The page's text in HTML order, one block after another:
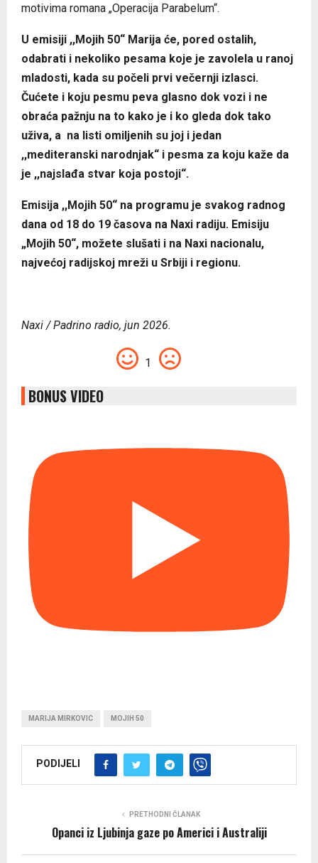
motivima romana „Operacija Parabelum“.
U emisiji ,,Mojih 50“ Marija će, pored ostalih,
odabrati i nekoliko pesama koje je zavolela u ranoj
mladosti, kada su počeli prvi večernji izlasci.
Čućete i koju pesmu peva glasno dok vozi i ne
obraća pažnju na to kako je i ko gleda dok tako
uživa, a na listi omiljenih su joj i jedan
,,mediteranski narodnjak“ i pesma za koju kaže da
je ,,najslađa stvar koja postoji“.
Emisija ,,Mojih 50“ na programu je svakog radnog
dana od 18 do 19 časova na Naxi radiju. Emisiju
„Mojih 50“, možete slušati i na Naxi nacionalu,
najvećoj radijskoj mreži u Srbiji i regionu.
Naxi / Padrino radio, jun 2026.
1
BONUS VIDEO
MARIJA MIRKOVIC MOJIH 50
PODIJELI
PRETHODNI ČLANAK
Opanci iz Ljubinja gaze po Americi i Australiji